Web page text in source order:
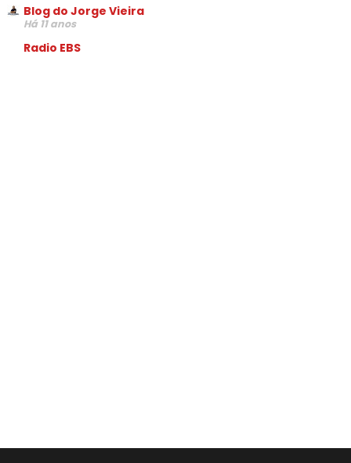
Blog do Jorge Vieira
Há 11 anos
Radio EBS